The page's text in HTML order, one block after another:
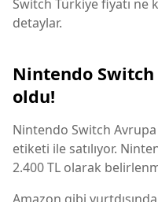
Switch Türkiye fiyatı ne
detaylar.
Nintendo
oldu!
Nintendo Switch
etiketi ile satılıyor.
2.400 TL olarak